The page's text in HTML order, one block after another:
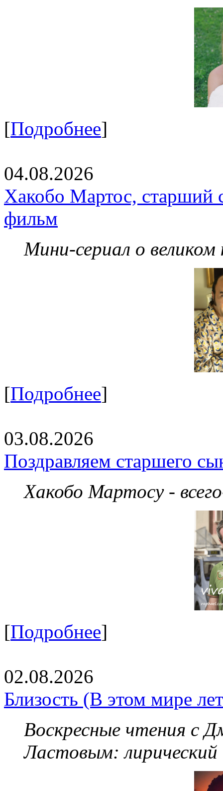
[Подробнее]
04.08.2026
Хакобо Мартос, старший
фильм
Мини-сериал о великом
[Подробнее]
03.08.2026
Поздравляем старшего
Хакобо Мартосу -
[Подробнее]
02.08.2026
Близость (В этом мире
Воскресные чтения с
Ластовым: